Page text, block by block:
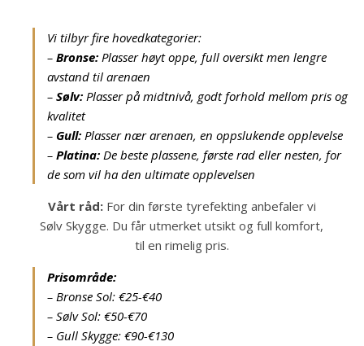
Vi tilbyr fire hovedkategorier:
– Bronse: Plasser høyt oppe, full oversikt men lengre
avstand til arenaen
– Sølv: Plasser på midtnivå, godt forhold mellom pris og
kvalitet
– Gull: Plasser nær arenaen, en oppslukende opplevelse
– Platina: De beste plassene, første rad eller nesten, for
de som vil ha den ultimate opplevelsen
Vårt råd:For din første tyrefekting anbefaler vi
Sølv Skygge. Du får utmerket utsikt og full komfort,
til en rimelig pris.
Prisområde:
– Bronse Sol: €25-€40
– Sølv Sol: €50-€70
– Gull Skygge: €90-€130